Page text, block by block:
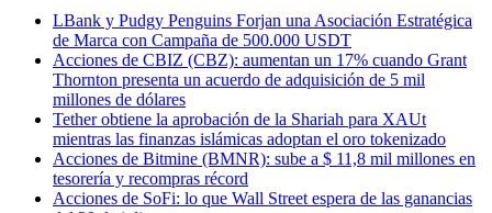
LBank y Pudgy Penguins Forjan una Asociación Estratégica
de Marca con Campaña de 500.000 USDT
Acciones de CBIZ (CBZ): aumentan un 17% cuando Grant
Thornton presenta un acuerdo de adquisición de 5 mil
millones de dólares
Tether obtiene la aprobación de la Shariah para XAUt
mientras las finanzas islámicas adoptan el oro tokenizado
Acciones de Bitmine (BMNR): sube a $ 11,8 mil millones en
tesorería y recompras récord
Acciones de SoFi: lo que Wall Street espera de las ganancias